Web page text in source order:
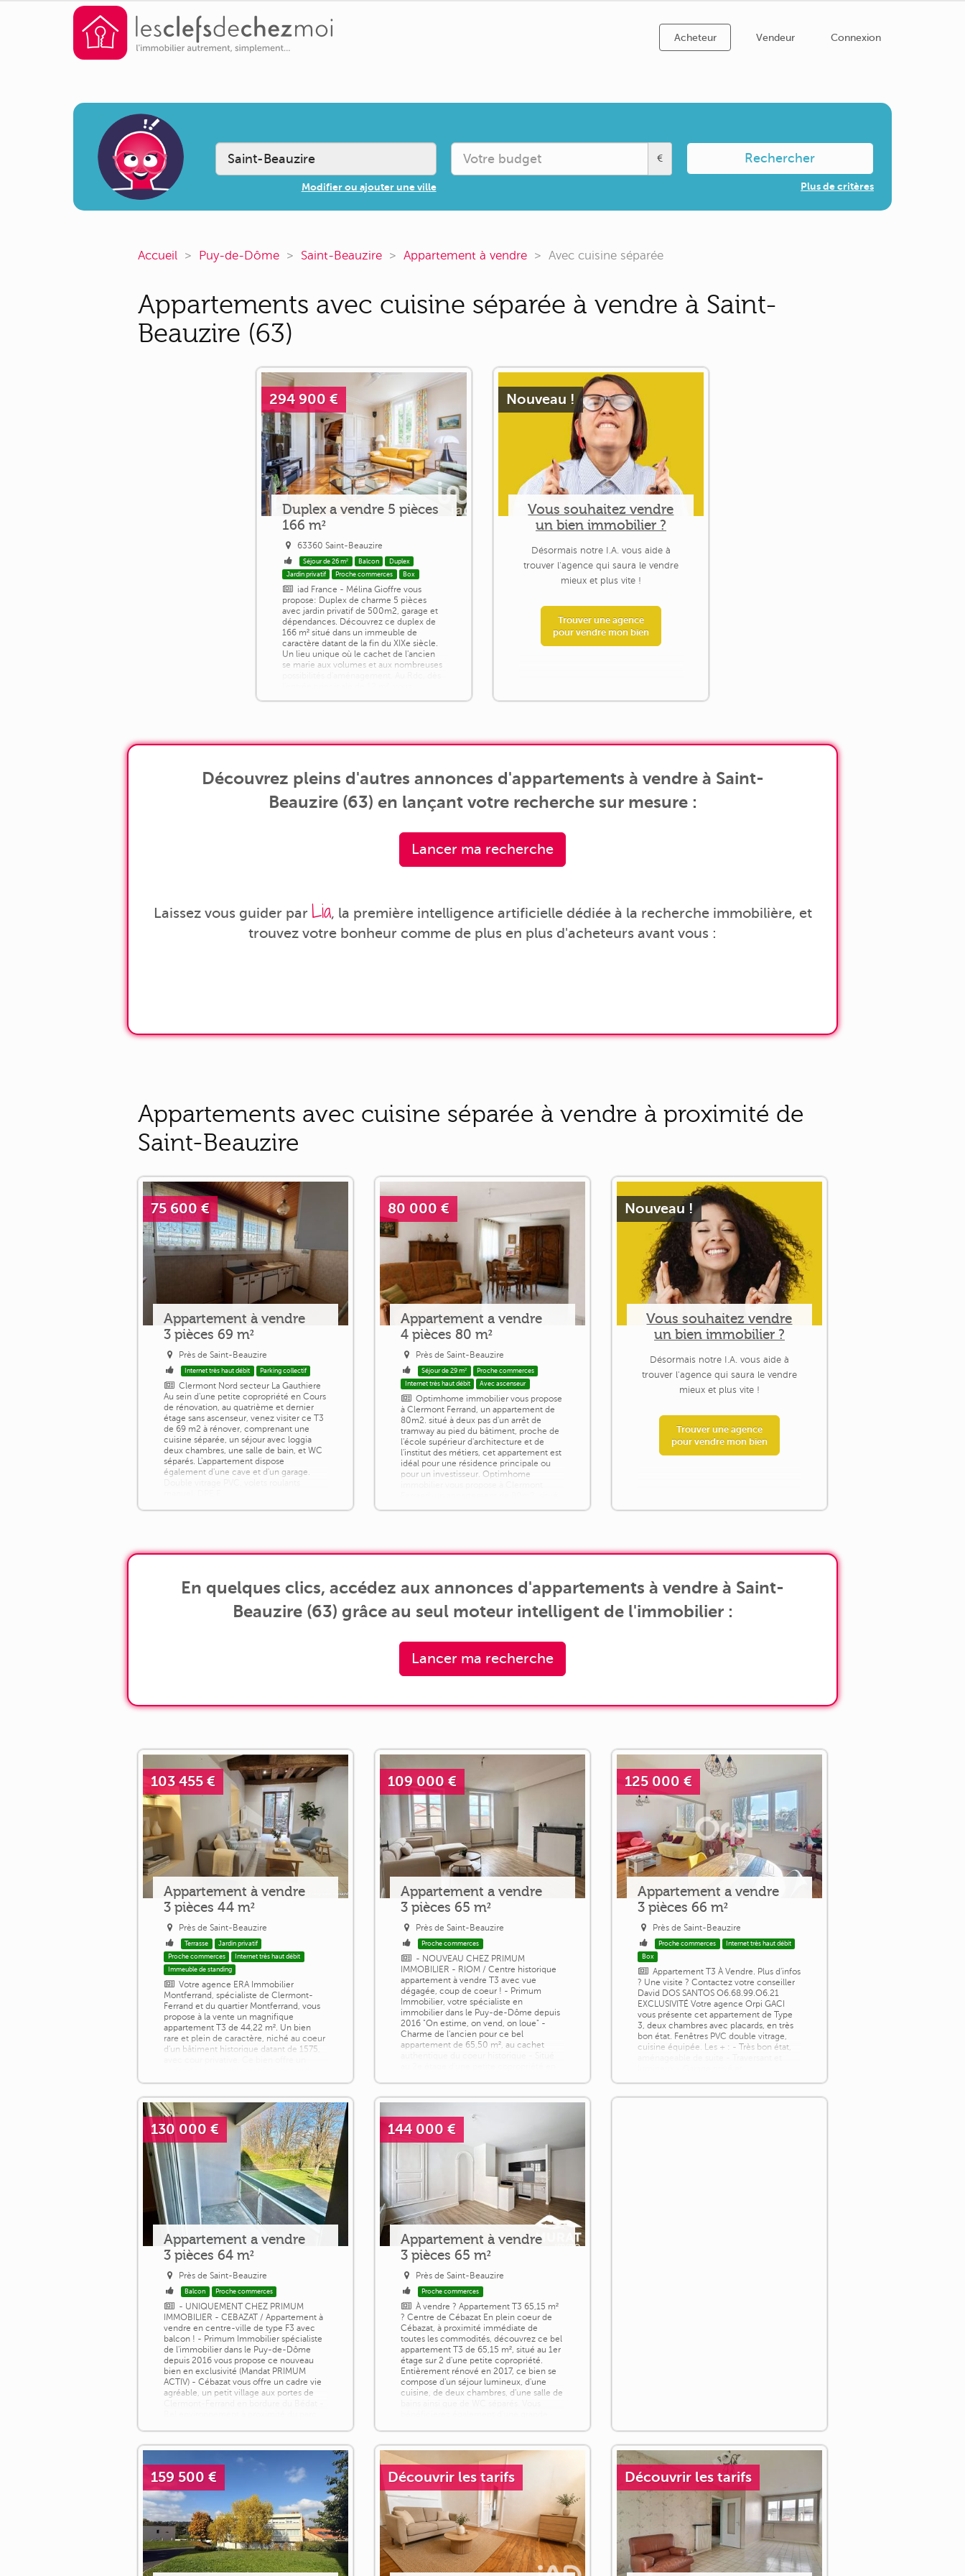
Acheteur Vendeur Connexion
Modifier ou ajouter une ville
€ Rechercher
Plus de critères
Accueil Puy-de-Dôme Saint-Beauzire Appartement à vendre Avec cuisine séparée
Appartements avec cuisine séparée à vendre à Saint-
Beauzire (63)
294 900 €
Duplex a vendre 5 pièces
166 m²
63360 Saint-Beauzire
Séjour de 26 m² Balcon
Duplex
Jardin privatif
Proche commerces Box
iad France - Mélina Gioffre vous
propose: Duplex de charme 5 pièces
avec jardin privatif de 500m2, garage et
dépendances. Découvrez ce duplex de
166 m² situé dans un immeuble de
caractère datant de la fin du XIXe siècle.
Un lieu unique où le cachet de l'ancien
se marie aux volumes et aux nombreuses
Nouveau !
Vous souhaitez vendre
un bien immobilier ?
Désormais notre I.A. vous aide à
trouver l'agence qui saura le vendre
mieux et plus vite !
Trouver une agence
pour vendre mon bien
Découvrez pleins d'autres annonces d'appartements à vendre à Saint-
Beauzire (63) en lançant votre recherche sur mesure :
Lancer ma recherche
Laissez vous guider par Lia, la première intelligence artificielle dédiée à la recherche immobilière, et
trouvez votre bonheur comme de plus en plus d'acheteurs avant vous :
Appartements avec cuisine séparée à vendre à proximité de
Saint-Beauzire
75 600 €
Appartement à vendre
3 pièces 69 m²
Près de Saint-Beauzire
Internet très haut débit Parking collectif
Clermont Nord secteur La Gauthiere
Au sein d'une petite copropriété en Cours
de rénovation, au quatrième et dernier
étage sans ascenseur, venez visiter ce T3
de 69 m2 à rénover, comprenant une
cuisine séparée, un séjour avec loggia
deux chambres, une salle de bain, et WC
séparés. L'appartement dispose
également d'une cave et d'un garage.
80 000 €
Appartement a vendre
4 pièces 80 m²
Près de Saint-Beauzire
Séjour de 29 m²
Proche commerces
Internet très haut débit
Avec ascenseur
Optimhome immobilier vous propose
à Clermont Ferrand, un appartement de
80m2. situé à deux pas d'un arrêt de
tramway au pied du bâtiment, proche de
l'école supérieur d'architecture et de
l'institut des métiers, cet appartement est
idéal pour une résidence principale ou
pour un investisseur. Optimhome
Nouveau !
Vous souhaitez vendre
un bien immobilier ?
Désormais notre I.A. vous aide à
trouver l'agence qui saura le vendre
mieux et plus vite !
Trouver une agence
pour vendre mon bien
En quelques clics, accédez aux annonces d'appartements à vendre à Saint-
Beauzire (63) grâce au seul moteur intelligent de l'immobilier :
Lancer ma recherche
103 455 €
Appartement à vendre
3 pièces 44 m²
Près de Saint-Beauzire
Terrasse
Jardin privatif
Proche commerces
Internet très haut débit
Immeuble de standing
Votre agence ERA Immobilier
Montferrand, spécialiste de Clermont-
Ferrand et du quartier Montferrand, vous
propose à la vente un magnifique
appartement T3 de 44,22 m². Un bien
rare et plein de caractère, niché au coeur
d'un bâtiment historique datant de 1575,
quartier de Montferrand. Dès l'entrée,
pièce de [...]
109 000 €
Appartement a vendre
3 pièces 65 m²
Près de Saint-Beauzire
Proche commerces
- NOUVEAU CHEZ PRIMUM
IMMOBILIER - RIOM / Centre historique
appartement à vendre T3 avec vue
dégagée, coup de coeur ! - Primum
Immobilier, votre spécialiste en
immobilier dans le Puy-de-Dôme depuis
2016 "On estime, on vend, on loue" -
Charme de l'ancien pour ce bel
appartement de 65,50 m², au cachet
125 000 €
Appartement a vendre
3 pièces 66 m²
Près de Saint-Beauzire
Proche commerces
Internet très haut débit
Box
Appartement T3 À Vendre. Plus d'infos
? Une visite ? Contactez votre conseiller
David DOS SANTOS O6.68.99.O6.21
EXCLUSIVITÉ Votre agence Orpi GACI
vous présente cet appartement de Type
3, deux chambres avec placards, en très
bon état. Fenêtres PVC double vitrage,
cuisine équipée. Les + : - Très bon état,
130 000 €
Appartement a vendre
3 pièces 64 m²
Près de Saint-Beauzire
Balcon Proche commerces
- UNIQUEMENT CHEZ PRIMUM
IMMOBILIER - CEBAZAT / Appartement à
vendre en centre-ville de type F3 avec
balcon ! - Primum Immobilier spécialiste
de l'immobilier dans le Puy-de-Dôme
depuis 2016 vous propose ce nouveau
bien en exclusivité (Mandat PRIMUM
ACTIV) - Cébazat vous offre un cadre vie
agréable, un petit village aux portes de
144 000 €
Appartement à vendre
3 pièces 65 m²
Près de Saint-Beauzire
Proche commerces
À vendre ? Appartement T3 65,15 m²
? Centre de Cébazat En plein coeur de
Cébazat, à proximité immédiate de
toutes les commodités, découvrez ce bel
appartement T3 de 65,15 m², situé au 1er
étage sur 2 d'une petite copropriété.
Entièrement rénové en 2017, ce bien se
compose d'un séjour lumineux, d'une
cuisine, de deux chambres, d'une salle de
159 500 € Découvrir les tarifs Découvrir les tarifs